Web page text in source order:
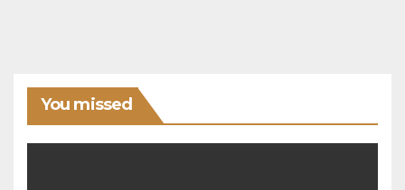
You missed